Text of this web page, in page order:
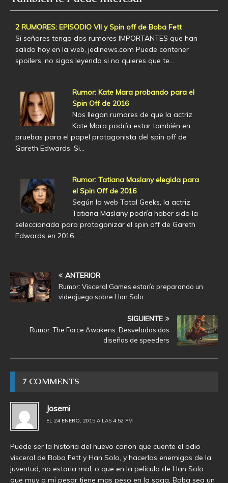
2 RUMORES: EPISODIO VII y Spin off de Boba Fett
Si señores tengo dos rumores IMPORTANTES que han
salido hoy en la web, jedinews.com Puede contener
spoilers, no sigas leyendo si no quieres que te…
Rumor: Kate Mara probando para el
Spin Off de 2016
Nos llegan rumores de que la actriz
Kate Mara podría estar también en
pruebas para el papel protagonista del spin off de
Gareth Edwards. Si…
Rumor: Tatiana Maslany elegida para
el Spin Off de 2016
Según la web Total Geeks, la actriz
Tatiana Maslany podría haber sido la
seleccionada para protagonizar el spin off de Gareth
Edwards en 2016. …
ANTERIOR
Rumor: Visceral Games estaría preparando un
videojuego sobre Han Solo
SIGUIENTE
Rumor: The Force Awakens: Desvelados dos
diseños de speeders
7 COMMENTS
Josemi
EL 24 ENERO, 2015 A LAS 4:52 PM
Puede ser la historia del nuevo canon que cuente el odio
visceral de Boba Fett y Han Solo, y hacerlos enemigos de la
juventud, no estaria mal, o que en la pelicula de Han Solo
que muy a mi pesar tiene mas peso en la saga, Boba sea un